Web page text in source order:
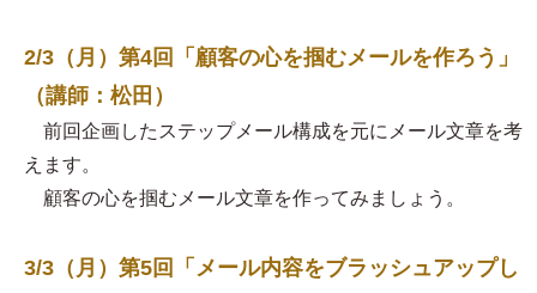
2/3（月）第4回「顧客の心を掴むメールを作ろう」
（講師：松田）
前回企画したステップメール構成を元にメール文章を考
えます。
顧客の心を掴むメール文章を作ってみましょう。
3/3（月）第5回「メール内容をブラッシュアップし